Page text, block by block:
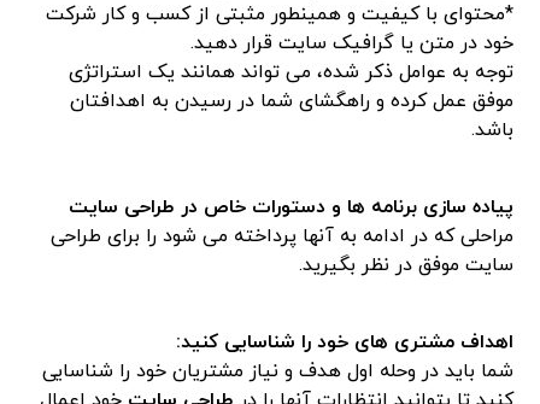
*محتوای با کیفیت و همینطور مثبتی از کسب و کار شرکت
خود در متن یا گرافیک سایت قرار دهید.
توجه به عوامل ذکر شده، می تواند همانند یک استراتژی
موفق عمل کرده و راهگشای شما در رسیدن به اهدافتان
باشد.
پیاده سازی برنامه ها و دستورات خاص در طراحی سایت
مراحلی که در ادامه به آنها پرداخته می شود را برای طراحی
سایت موفق در نظر بگیرید.
اهداف مشتری های خود را شناسایی کنید:
شما باید در وحله اول هدف و نیاز مشتریان خود را شناسایی